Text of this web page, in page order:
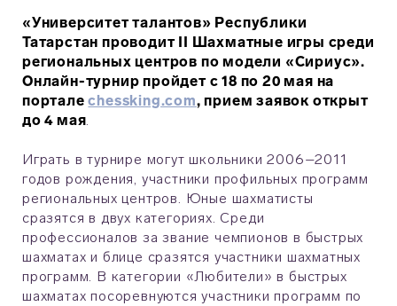
«Университет талантов» Республики
Татарстан проводит II Шахматные игры среди
региональных центров по модели «Сириус».
Онлайн-турнир пройдет с 18 по 20 мая на
порталеchessking.com, прием заявок открыт
до 4 мая.
Играть в турнире могут школьники 2006–2011
годов рождения, участники профильных программ
региональных центров. Юные шахматисты
сразятся в двух категориях. Среди
профессионалов за звание чемпионов в быстрых
шахматах и блице сразятся участники шахматных
программ. В категории «Любители» в быстрых
шахматах посоревнуются участники программ по